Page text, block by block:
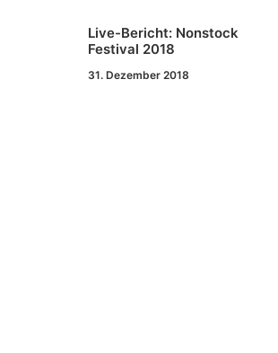
Live-Bericht: Nonstock
Festival 2018
31. Dezember 2018